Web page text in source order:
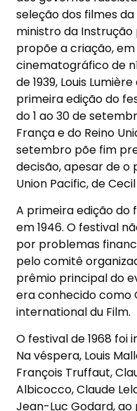
seleção dos filmes
ministro da Instrução
propõe a criação,
cinematográfico de
de 1939, Louis
primeira edição do
do 1 ao 30 de
França e do Reino
setembro põe fim
decisão, apesar de
Union Pacific, de Cecil
A primeira edição
em 1946. O festival
por problemas
pelo comitê
prêmio principal do
era conhecido como
international du Film.
O festival de 1968 foi
Na véspera, Louis
François Truffaut,
Albicocco, Claude
Jean-Luc Godard,